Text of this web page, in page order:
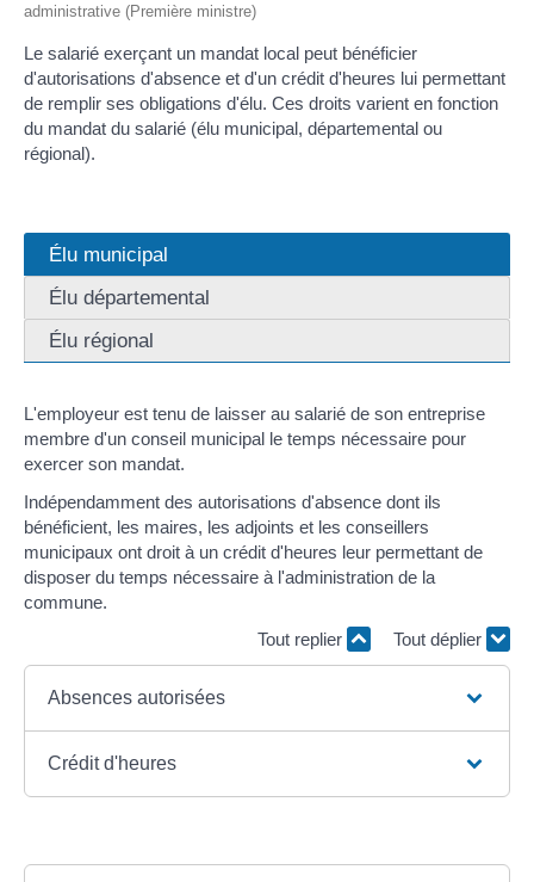
administrative (Première ministre)
Le salarié exerçant un mandat local peut bénéficier
d'autorisations d'absence et d'un crédit d'heures lui permettant
de remplir ses obligations d'élu. Ces droits varient en fonction
du mandat du salarié (élu municipal, départemental ou
régional).
Élu municipal
Élu départemental
Élu régional
L'employeur est tenu de laisser au salarié de son entreprise
membre d'un conseil municipal le temps nécessaire pour
exercer son mandat.
Indépendamment des autorisations d'absence dont ils
bénéficient, les maires, les adjoints et les conseillers
municipaux ont droit à un crédit d'heures leur permettant de
disposer du temps nécessaire à l'administration de la
commune.
Tout replier
Tout déplier
Absences autorisées
Crédit d'heures